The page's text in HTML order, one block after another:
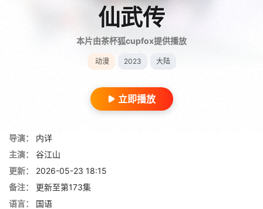
仙武传
本片由茶杯狐cupfox提供播放
动漫 2023 大陆
立即播放
导演：
内详
主演：
谷江山
更新：
2026-05-23 18:15
备注：
更新至第173集
语言：
国语